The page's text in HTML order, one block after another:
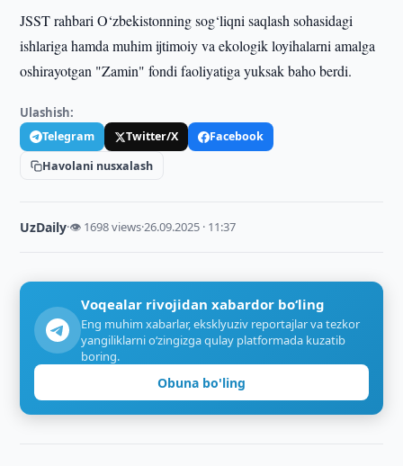
JSST rahbari O‘zbekistonning sog‘liqni saqlash sohasidagi
ishlariga hamda muhim ijtimoiy va ekologik loyihalarni amalga
oshirayotgan "Zamin" fondi faoliyatiga yuksak baho berdi.
Ulashish:
Telegram Twitter/X
Facebook
Havolani nusxalash
UzDaily·👁 1698 views·26.09.2025 · 11:37
Voqealar rivojidan xabardor bo‘ling
Eng muhim xabarlar, eksklyuziv reportajlar va tezkor
yangiliklarni o‘zingizga qulay platformada kuzatib
boring.
Obuna bo'ling